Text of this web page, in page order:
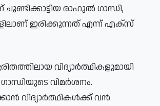
രാഹുൽ ഗാന്ധി,
ഇരിക്കുന്നത് എന്ന് എക്സ്
വിദ്യാർത്ഥികളുമായി
വിമർശനം.
വിദ്യാർത്ഥികൾക്ക് വൻ